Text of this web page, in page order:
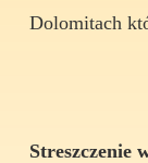
Dolomitach
Streszczenie